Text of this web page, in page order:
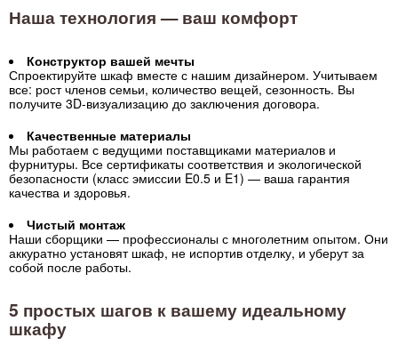
Наша технология — ваш комфорт
Конструктор вашей мечты
Спроектируйте шкаф вместе с нашим дизайнером. Учитываем
все: рост членов семьи, количество вещей, сезонность. Вы
получите 3D-визуализацию до заключения договора.
Качественные материалы
Мы работаем с ведущими поставщиками материалов и
фурнитуры. Все сертификаты соответствия и экологической
безопасности (класс эмиссии E0.5 и E1) — ваша гарантия
качества и здоровья.
Чистый монтаж
Наши сборщики — профессионалы с многолетним опытом. Они
аккуратно установят шкаф, не испортив отделку, и уберут за
собой после работы.
5 простых шагов к вашему идеальному
шкафу